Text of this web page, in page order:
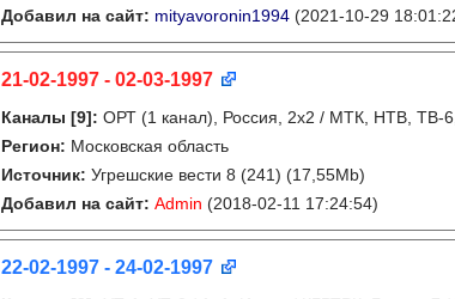
Добавил на сайт: mityavoronin1994 (2021-10-29
21-02-1997 - 02-03-1997
Каналы [9]: ОРТ (1 канал), Россия, 2x2 / МТК, НТВ, ТВ-6,
Регион: Московская область
Источник: Угрешские вести 8 (241) (17,55Mb)
Добавил на сайт: Admin (2018-02-11 17:24:54)
22-02-1997 - 24-02-1997